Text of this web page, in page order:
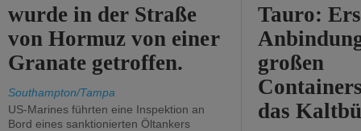
wurde in der Straße
von Hormuz von einer
Granate getroffen.
Southampton/Tampa
US-Marines führten eine Inspektion an
Bord eines sanktionierten Öltankers
Tauro:
großen
das